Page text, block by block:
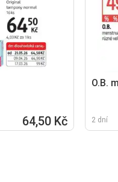
64,50 Kč
O.B.
2 dní